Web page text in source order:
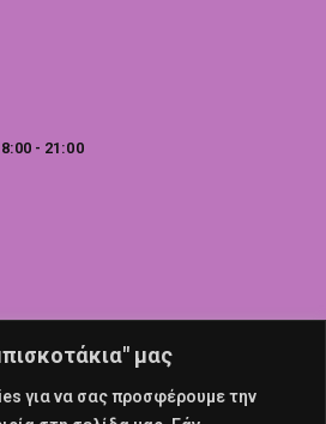
μας
για να σας προσφέρουμε την
- 21:00